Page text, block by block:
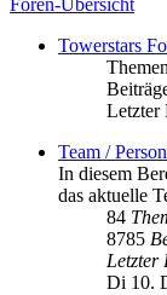
Foren-Übersicht
Towerstars
Letzter
Team /
In diesem
das aktuelle
84
8785
Letzter
Di 10.